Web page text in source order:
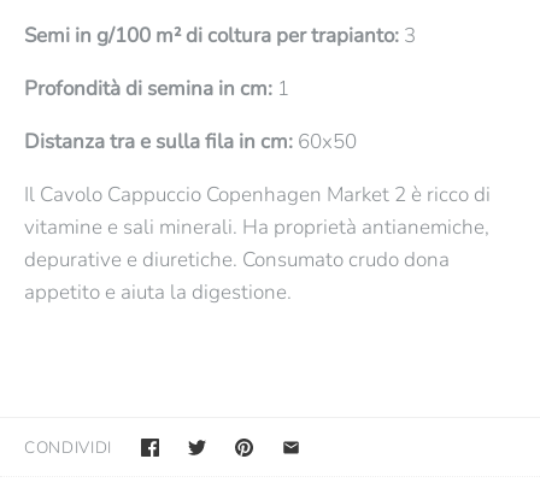
Semi in g/100 m² di coltura per trapianto: 3
Profondità di semina in cm: 1
Distanza tra e sulla fila in cm: 60x50
Il Cavolo Cappuccio Copenhagen Market 2 è ricco di
vitamine e sali minerali. Ha proprietà antianemiche,
depurative e diuretiche. Consumato crudo dona
appetito e aiuta la digestione.
CONDIVIDI